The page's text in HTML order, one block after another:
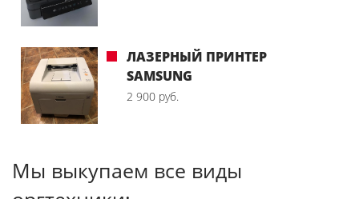
ЛАЗЕРНЫЙ ПРИНТЕР
SAMSUNG
2 900 руб.
Мы выкупаем все виды